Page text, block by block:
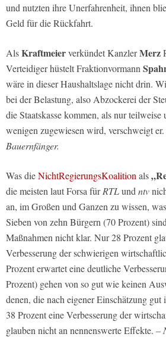
und nutzten ihre Unerfahrenheit, ihnen
Geld für die Rückfahrt.
AlsKraftmeierverkündet KanzlerMerz
Verteidiger hüstelt Fraktionvormann
wäre in dieser Haushaltslage nicht drin.
bei der Belastung, also Abzockerei der
die Staatskasse kommen, als nur
wenigen zugewiesen wird, verschweigt er.
Bauernfänger.
Was dieNichtRegierungsKoalition als
die meisten laut Forsa fürRTLund ntv
an, im Großen und Ganzen zu wissen,
Sieben von zehn Bürgern (70 Prozent)
Maßnahmen nicht klar. Nur 28 Prozent
Verbesserung der schwierigen
Prozent erwartet eine deutliche
Prozent) gehen von so gut wie keinen
denen, die nach eigener Einschätzung
38 Prozent eine Verbesserung der
glauben nicht an nennenswerte Effekte. –